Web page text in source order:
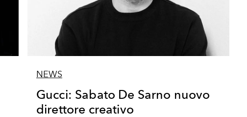
NEWS
Gucci: Sabato De Sarno nuovo
direttore creativo